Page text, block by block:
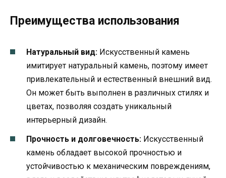
Преимущества использования
Натуральный вид: Искусственный камень
имитирует натуральный камень, поэтому имеет
привлекательный и естественный внешний вид.
Он может быть выполнен в различных стилях и
цветах, позволяя создать уникальный
интерьерный дизайн.
Прочность и долговечность: Искусственный
камень обладает высокой прочностью и
устойчивостью к механическим повреждениям,